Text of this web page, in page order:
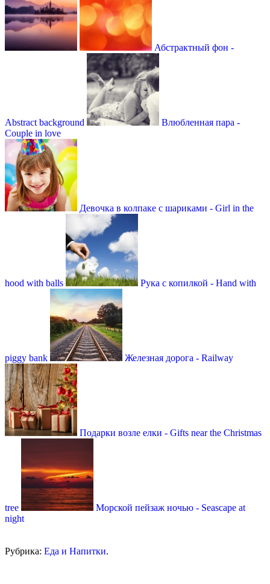
Абстрактный фон -
Abstract background
Влюбленная пара -
Couple in love
Девочка в колпаке с шариками - Girl in the
hood with balls Рука с копилкой - Hand with
piggy bank Железная дорога - Railway
Подарки возле елки - Gifts near the Christmas
tree
Морской пейзаж ночью - Seascape at
night
Рубрика: Еда и Напитки.